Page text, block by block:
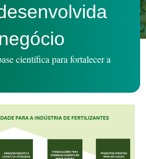
científica para fortalecer a